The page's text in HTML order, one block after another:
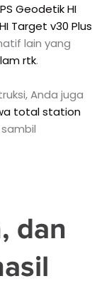
Geodetik HI
Target v30 Plus
lain yang
rtk.
Anda juga
total station
dan